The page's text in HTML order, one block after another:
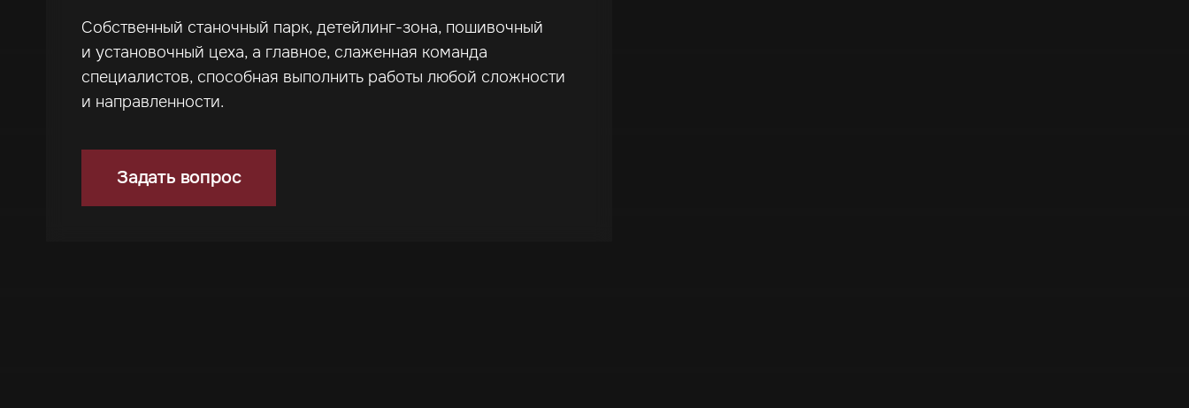
Собственный станочный парк, детейлинг-зона, пошивочный
и установочный цеха, а главное, слаженная команда
специалистов, способная выполнить работы любой сложности
и направленности.
Задать вопрос